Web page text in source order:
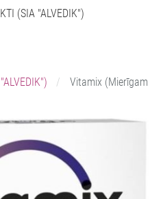
(SIA "ALVEDIK")
Vitamix